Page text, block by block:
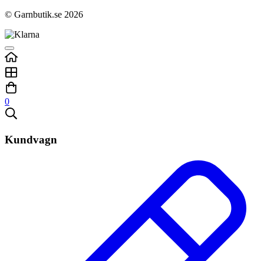
© Garnbutik.se 2026
0
Kundvagn